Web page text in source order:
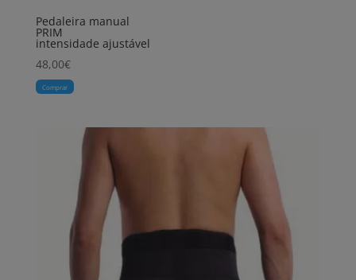
Pedaleira manual
PRIM
intensidade ajustável
48,00€
Comprar